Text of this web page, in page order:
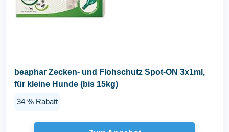
beaphar Zecken- und Flohschutz Spot-ON 3x1ml,
für kleine Hunde (bis 15kg)
34 % Rabatt